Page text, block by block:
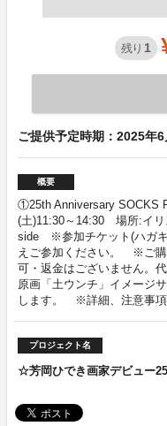
残り 1
ご提供予定時期：2025年
概要
①25th Anniversary SOCKS
(土)11:30～14:30 場所:イリ
side ※参加チケット(ハガキ
えご参加ください。 ※ご購
可・返金はございません。
原画「土ウンチ」イメージ
します。 ※詳細、注意事項
プロジェクト名
☆芳岡ひでき画家デビュー